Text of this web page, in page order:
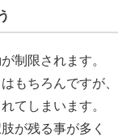
制限されます。
もちろんですが、
てしまいます。
が残る事が多く